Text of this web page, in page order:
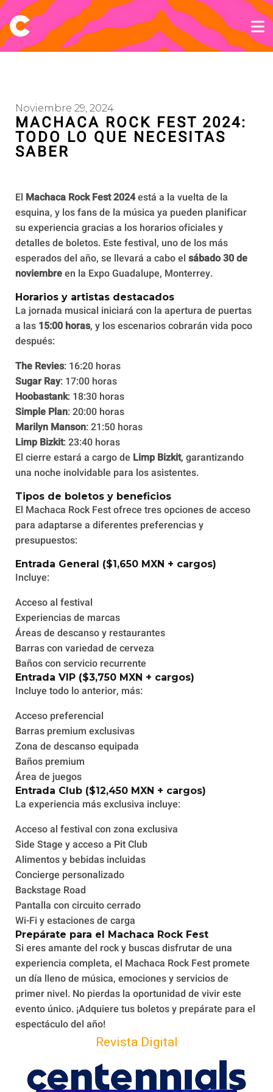
Noviembre 29, 2024
MACHACA ROCK FEST 2024:
TODO LO QUE NECESITAS
SABER
El Machaca Rock Fest 2024está a la vuelta de la
esquina, y los fans de la música ya pueden planificar
su experiencia gracias a los horarios oficiales y
detalles de boletos. Este festival, uno de los más
esperados del año, se llevará a cabo el sábado 30 de
noviembreen la Expo Guadalupe, Monterrey.
Horarios y artistas destacados
La jornada musical iniciará con la apertura de puertas
a las 15:00 horas, y los escenarios cobrarán vida poco
después:
The Revies: 16:20 horas
Sugar Ray: 17:00 horas
Hoobastank: 18:30 horas
Simple Plan: 20:00 horas
Marilyn Manson: 21:50 horas
Limp Bizkit: 23:40 horas
El cierre estará a cargo de Limp Bizkit, garantizando
una noche inolvidable para los asistentes.
Tipos de boletos y beneficios
El Machaca Rock Fest ofrece tres opciones de acceso
para adaptarse a diferentes preferencias y
presupuestos:
Entrada General ($1,650 MXN + cargos)
Incluye:
Acceso al festival
Experiencias de marcas
Áreas de descanso y restaurantes
Barras con variedad de cerveza
Baños con servicio recurrente
Entrada VIP ($3,750 MXN + cargos)
Incluye todo lo anterior, más:
Acceso preferencial
Barras premium exclusivas
Zona de descanso equipada
Baños premium
Área de juegos
Entrada Club ($12,450 MXN + cargos)
La experiencia más exclusiva incluye:
Acceso al festival con zona exclusiva
Side Stage y acceso a Pit Club
Alimentos y bebidas incluidas
Concierge personalizado
Backstage Road
Pantalla con circuito cerrado
Wi-Fi y estaciones de carga
Prepárate para el Machaca Rock Fest
Si eres amante del rock y buscas disfrutar de una
experiencia completa, el Machaca Rock Fest promete
un día lleno de música, emociones y servicios de
primer nivel. No pierdas la oportunidad de vivir este
evento único. ¡Adquiere tus boletos y prepárate para el
espectáculo del año!
Revista Digital